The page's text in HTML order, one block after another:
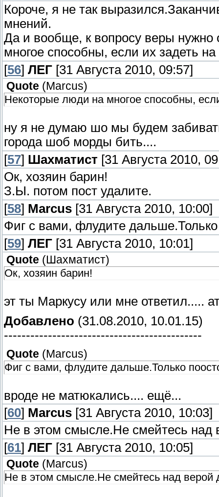
Короче, я не так
мнений.
Да и вообще, к вопросу веры нужно
многое способны, если их задеть на
[56] ЛЕГ [31 Августа 2010, 09:57]
Quote (Marcus)
Некоторые люди на многое способны,
ну я не думаю шо мы будем
города шоб морды бить....
[57] Шахматист [31 Августа 2010,
Ок, хозяин барин!
З.Ы. потом пост удалите.
[58] Marcus [31 Августа 2010, 10:00]
Фиг с вами, флудите
[59] ЛЕГ [31 Августа 2010, 10:01]
Quote ( Шахматист)
Ок, хозяин барин!
эт ты Маркусу или мне ответил.....
Добавлено (31.08.2010, 10.01.15)
---------------------------------------------
Quote (Marcus)
Фиг с вами, флудите дальше.Только
вроде не матюкались.... ещё...
[60] Marcus [31 Августа 2010, 10:03]
Не в этом смысле.Не смейтесь над
[61] ЛЕГ [31 Августа 2010, 10:05]
Quote (Marcus)
Не в этом смысле.Не смейтесь над верой